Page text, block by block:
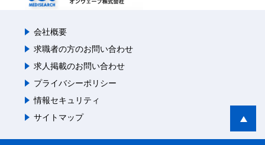
会社概要
求職者の方のお問い合わせ
求人掲載のお問い合わせ
プライバシーポリシー
情報セキュリティ
サイトマップ